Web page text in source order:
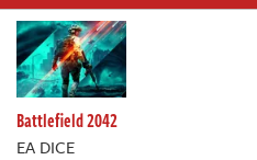
Battlefield 2042
EA DICE